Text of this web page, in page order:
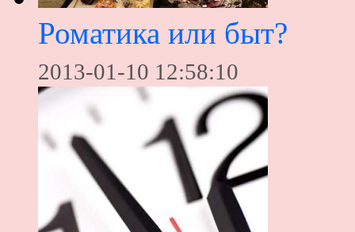
Роматика или быт?
2013-01-10 12:58:10